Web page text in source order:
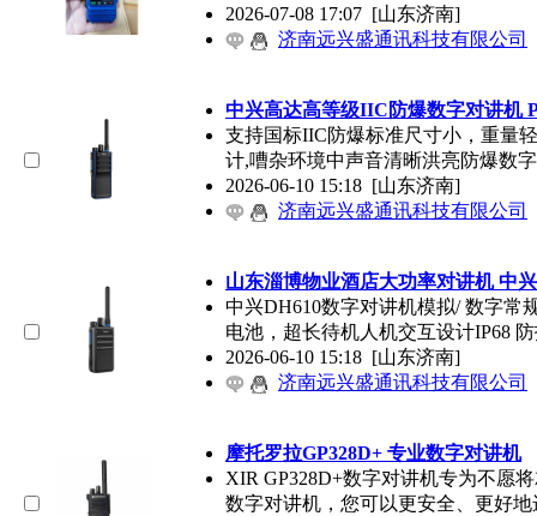
2026-07-08 17:07 [山东济南]
济南远兴盛通讯科技有限公司
中兴高达高等级IIC防爆数字对讲机
支持国标IIC防爆标准尺寸小，重量
计,嘈杂环境中声音清晰洪亮防爆数
2026-06-10 15:18 [山东济南]
济南远兴盛通讯科技有限公司
山东淄博物业酒店大功率对讲机 中
中兴DH610数字对讲机模拟/ 数字常
电池，超长待机人机交互设计IP68
2026-06-10 15:18 [山东济南]
济南远兴盛通讯科技有限公司
摩托罗拉GP328D+ 专业数字对讲机
XIR GP328D+数字对讲机专为不愿
数字对讲机，您可以更安全、更好地